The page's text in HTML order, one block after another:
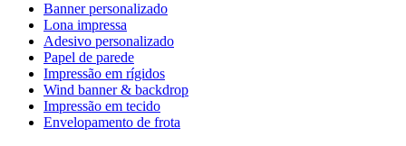
Banner personalizado
Lona impressa
Adesivo personalizado
Papel de parede
Impressão em rígidos
Wind banner & backdrop
Impressão em tecido
Envelopamento de frota